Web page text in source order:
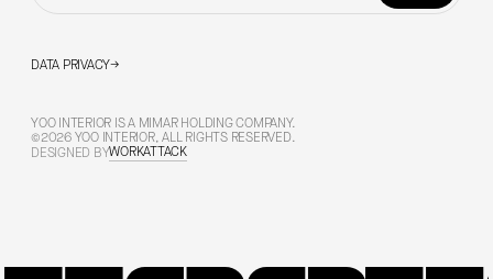
DATA PRIVACY→
YOO INTERIOR IS A MIMAR HOLDING COMPANY.
©2026 YOO INTERIOR, ALL RIGHTS RESERVED.
DESIGNED BYWORKATTACK